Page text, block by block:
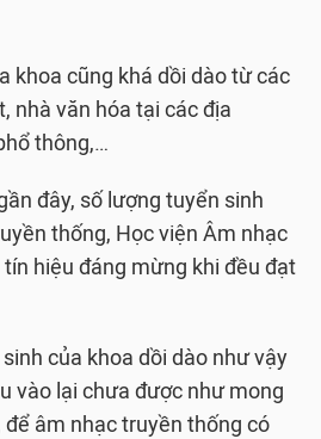
khoa cũng khá dồi dào từ các
nhà văn hóa tại các địa
thông,…
đây, số lượng tuyển sinh
thống, Học viện Âm nhạc
hiệu đáng mừng khi đều đạt
của khoa dồi dào như vậy
vào lại chưa được như mong
âm nhạc truyền thống có